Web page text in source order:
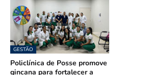
GESTÃO
Policlínica de Posse promove
gincana para fortalecer a